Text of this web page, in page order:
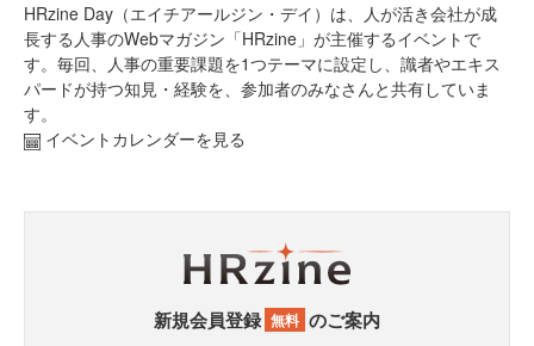
HRzine Day（エイチアールジン・デイ）は、人が活き会社が成
長する人事のWebマガジン「HRzine」が主催するイベントで
す。毎回、人事の重要課題を1つテーマに設定し、識者やエキス
パードが持つ知見・経験を、参加者のみなさんと共有していま
す。
イベントカレンダーを見る
新規会員登録 無料 のご案内